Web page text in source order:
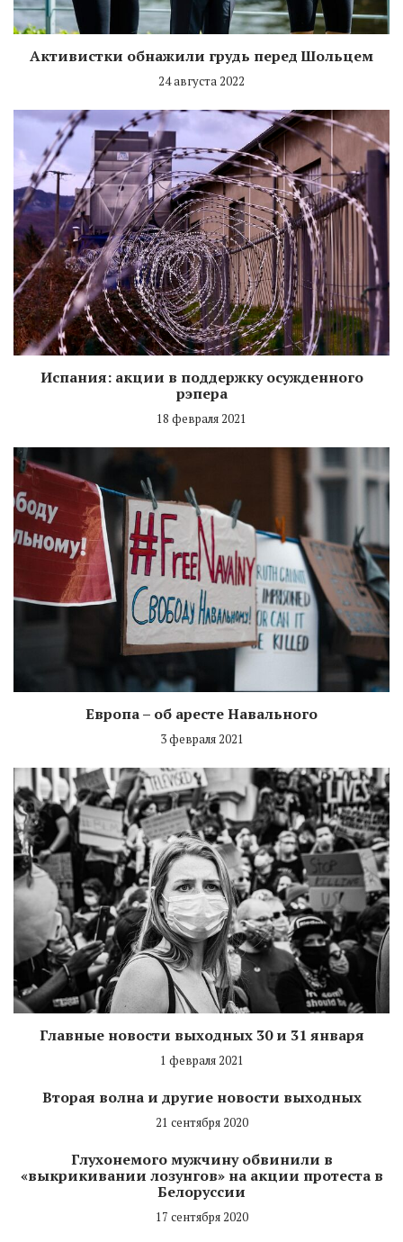
Активистки обнажили грудь перед Шольцем
24 августа 2022
Испания: акции в поддержку осужденного
рэпера
18 февраля 2021
Европа – об аресте Навального
3 февраля 2021
Главные новости выходных 30 и 31 января
1 февраля 2021
Вторая волна и другие новости выходных
21 сентября 2020
Глухонемого мужчину обвинили в
«выкрикивании лозунгов» на акции протеста в
Белоруссии
17 сентября 2020